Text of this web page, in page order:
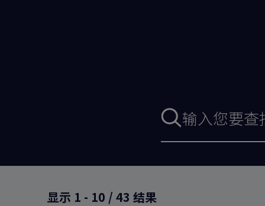
索
表
格
显示 1 - 10 / 43 结果